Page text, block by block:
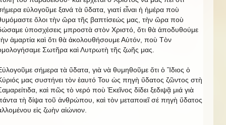
εὐλογοῦμε ξανά τὰ ὕδατα, γιατί εἶναι ἡ ἡμέρα ποὺ
ὅλοι τὴν ὥρα τῆς βαπτίσεώς μας, τὴν ὥρα ποὺ
ὑποσχέσεις μπροστὰ στὸν Χριστό, ὅτι θὰ ἀποδυθούμε
ἁμαρτία καὶ ὅτι θὰ ἀκολουθήσουμε Αὐτόν, ποὺ Τὸν
Σωτῆρα καὶ Λυτρωτὴ τῆς ζωῆς μας.
σήμερα τὰ ὕδατα, γιὰ νὰ θυμηθοῦμε ὅτι ὁ Ἴδιος ὁ
μας συστήνει τὸν ἑαυτό Του ὡς πηγὴ ὕδατος ζῶντος στὴ
καὶ πῶς τὸ νερό ποὺ Ἐκεῖνος δίδει ξεδιψᾷ μιά γιὰ
τὴ δίψα τοῦ ἀνθρώπου, καὶ τὸν μεταποιεῖ σέ πηγὴ ὕδατος
εἰς ζωὴν αἰώνιον.